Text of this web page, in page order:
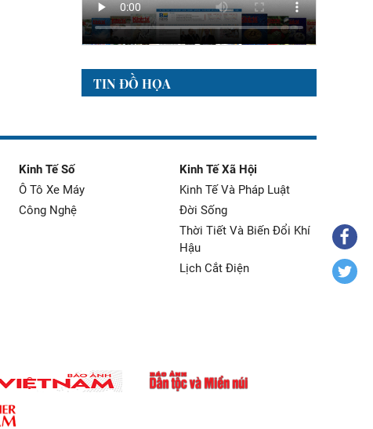
TIN ĐỒ HỌA
Kinh Tế Số
Ô Tô Xe Máy
Công Nghệ
Kinh Tế Xã Hội
Kinh Tế Và Pháp Luật
Đời Sống
Thời Tiết Và Biến Đổi Khí
Hậu
Lịch Cắt Điện